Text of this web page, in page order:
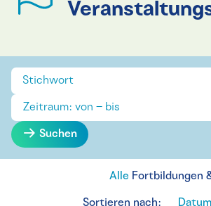
Suchen
Alle Fortbildungen
Sortieren nach: